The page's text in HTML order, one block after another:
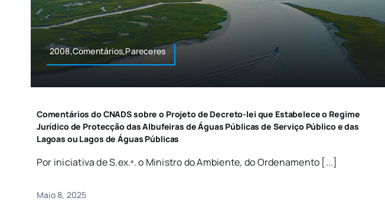
2008,Comentários,Pareceres
Comentários do CNADS sobre o Projeto de Decreto-lei que Estabelece o Regime
Jurídico de Protecção das Albufeiras de Águas Públicas de Serviço Público e das
Lagoas ou Lagos de Águas Públicas
Por iniciativa de S.ex.ª. o Ministro do Ambiente, do Ordenamento [...]
Maio 8, 2025